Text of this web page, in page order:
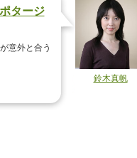
タージ
意外と合う
鈴木真帆